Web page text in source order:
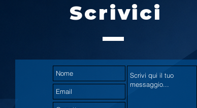
Scrivici